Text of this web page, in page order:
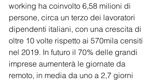
working ha coinvolto 6,58 milioni di
persone, circa un terzo dei lavoratori
dipendenti italiani, con una crescita di
oltre 10 volte rispetto ai 570mila censiti
nel 2019. In futuro il 70% delle grandi
imprese aumenterà le giornate da
remoto, in media da uno a 2,7 giorni